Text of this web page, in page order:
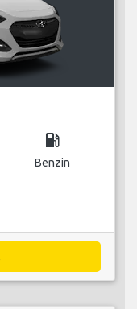
local_gas_station
Benzin